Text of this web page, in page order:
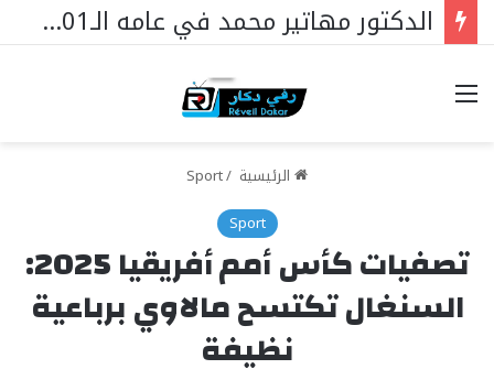
الدكتور مهاتير محمد في عامه الـ101… قائدٌ استثنائي ورمزٌ خالد في مسيرة نهضة ماليزيا.
خيارات
الرئيسية /
Sport
Sport
تصفيات كأس أمم أفريقيا 2025:
السنغال تكتسح مالاوي برباعية
نظيفة